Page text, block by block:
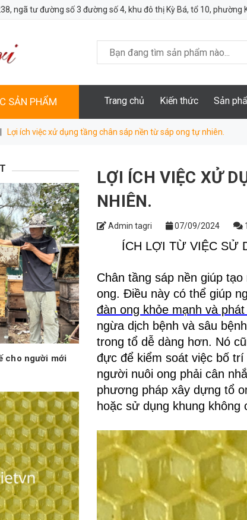
ngã tư đường số 3 đường số 4, khu đô thị Kỳ Bá, tổ 10, phường
SẢN PHẨM Trang chủ Kiến thức Sản
Lợi ích việc xử dụng tầng chân sáp nền từ sáp ong tự nhiên.
LỢI ÍCH VIỆC XỬ
NHIÊN.
Admin tagri 07/09/2024
ÍCH LỢI TỪ VIỆC SỬ
Chân tầng sáp nền giúp
ong. Điều này có thể giúp
đàn ong khỏe mạnh và
ngừa dịch bệnh và sâu
trong tổ dễ dàng hơn. Nó
đực để kiểm soát việc bố
người nuôi ong phải cân
phương pháp xây dựng tổ
hoặc sử dụng khung không
cho người mới